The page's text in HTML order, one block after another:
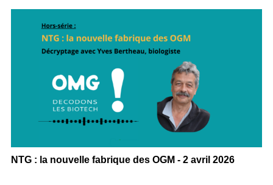
NTG : la nouvelle fabrique des OGM - 2 avril 2026